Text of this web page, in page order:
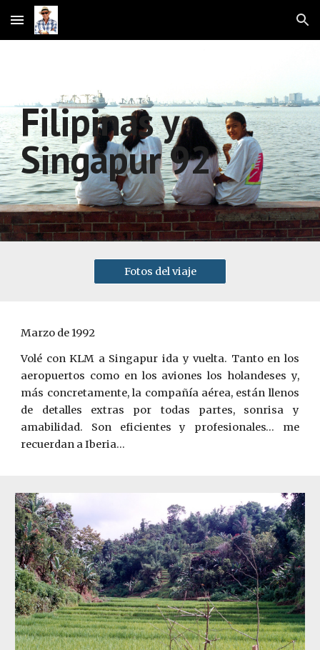
Skip to main content Skip to navigation
Filipinas y
Singapur 92
Fotos del viaje
Marzo de 1992
Volé con KLM a Singapur ida y vuelta. Tanto en los
aeropuertos como en los aviones los holandeses y,
más concretamente, la compañía aérea, están llenos
de detalles extras por todas partes, sonrisa y
amabilidad. Son eficientes y profesionales… me
recuerdan a Iberia...